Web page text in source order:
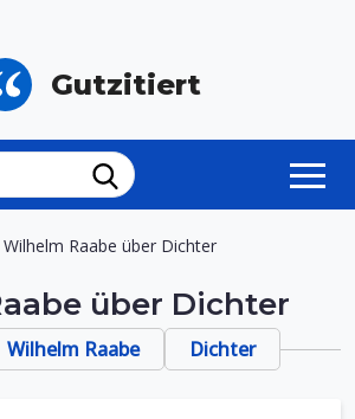
Gutzitiert
Wilhelm Raabe über Dichter
über Dichter
Wilhelm Raabe Dichter